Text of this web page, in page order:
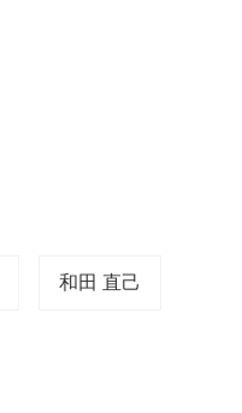
和田 直己